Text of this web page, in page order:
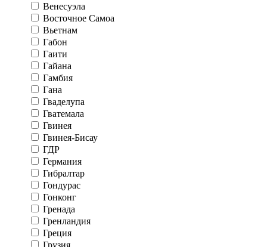
Венесуэла
Восточное Самоа
Вьетнам
Габон
Гаити
Гайана
Гамбия
Гана
Гваделупа
Гватемала
Гвинея
Гвинея-Бисау
ГДР
Германия
Гибралтар
Гондурас
Гонконг
Гренада
Гренландия
Греция
Грузия